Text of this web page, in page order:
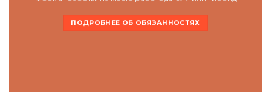
ПОДРОБНЕЕ ОБ ОБЯЗАННОСТЯХ